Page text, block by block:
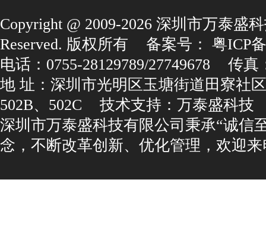
Copyright@2009-2026深圳市万泰盛
Reserved.版权所有
备案号：
粤ICP
电话：0755-28129789/27749678
传真
地址：深圳市光明区玉塘街道田寮社
502B、502C
技术支持： 万泰盛科技
深圳市万泰盛科技有限公司秉承“诚信
念，不断改革创新、优化管理，欢迎